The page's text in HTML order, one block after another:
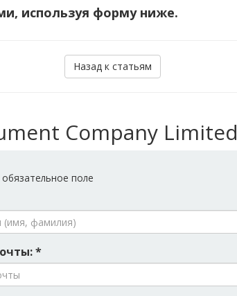
используя форму ниже.
Назад к статьям
Company Limited
поле
*